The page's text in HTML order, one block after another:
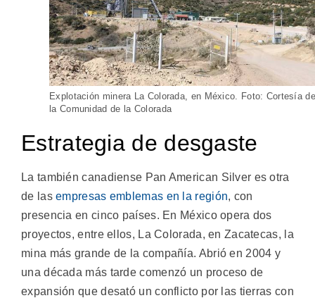
Explotación minera La Colorada, en México. Foto: Cortesía de
la Comunidad de la Colorada
Estrategia de desgaste
La también canadiense Pan American Silver es otra
de lasempresas emblemas en la región, con
presencia en cinco países. En México opera dos
proyectos, entre ellos, La Colorada, en Zacatecas, la
mina más grande de la compañía. Abrió en 2004 y
una década más tarde comenzó un proceso de
expansión que desató un conflicto por las tierras con